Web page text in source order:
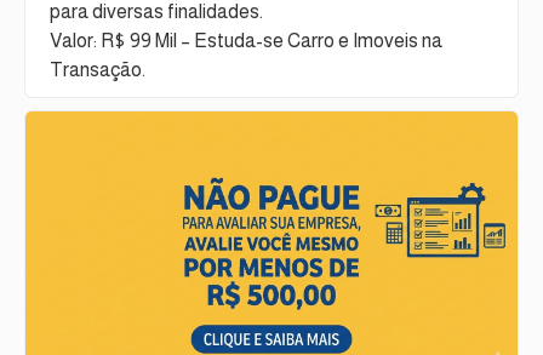
para diversas finalidades.
Valor: R$ 99 Mil – Estuda-se Carro e Imoveis na
Transação.